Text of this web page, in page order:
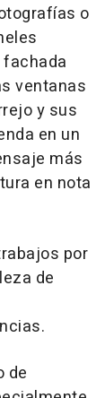
o
ventanas
y sus
en un
más
en nota
por
de
de